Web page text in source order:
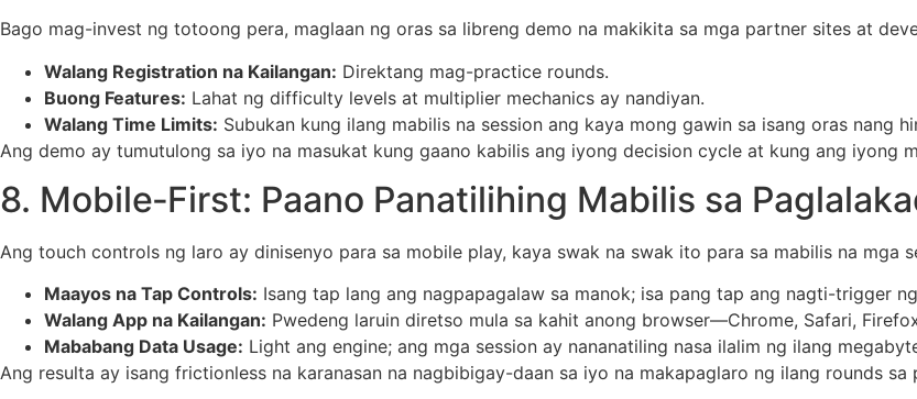
Bago mag-invest ng totoong pera, maglaan ng oras sa libreng demo na makikita sa mga partner sites at
Walang Registration na Kailangan: Direktang mag-practice rounds.
Buong Features: Lahat ng difficulty levels at multiplier mechanics ay nandiyan.
Walang Time Limits: Subukan kung ilang mabilis na session ang kaya mong gawin sa isang oras nang
Ang demo ay tumutulong sa iyo na masukat kung gaano kabilis ang iyong decision cycle at kung ang iyong
8. Mobile‑First: Paano Panatilihing Mabilis sa
Ang touch controls ng laro ay dinisenyo para sa mobile play, kaya swak na swak ito para sa mabilis na mga
Maayos na Tap Controls: Isang tap lang ang nagpapagalaw sa manok; isa pang tap ang nagti-trigger
Walang App na Kailangan: Pwedeng laruin diretso mula sa kahit anong browser—Chrome, Safari,
Mababang Data Usage: Light ang engine; ang mga session ay nananatiling nasa ilalim ng ilang
Ang resulta ay isang frictionless na karanasan na nagbibigay-daan sa iyo na makapaglaro ng ilang rounds